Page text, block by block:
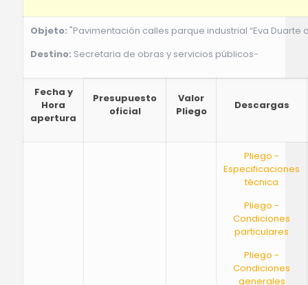
Objeto: "Pavimentación calles parque industrial “Eva Duarte
Destino: Secretaria de obras y servicios públicos-
Fecha y
Hora
apertura
Presupuesto
oficial
Valor
Pliego
Descargas
Pliego -
Especificaciones
técnica
Pliego -
Condiciones
particulares
Pliego -
Condiciones
generales